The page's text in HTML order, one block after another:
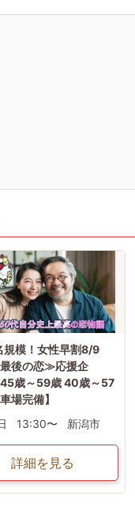
規模！女性早割8/9
後の恋≫応援企
歳～59歳 40歳～57
場完備】
13:30〜 新潟市
詳細を見る